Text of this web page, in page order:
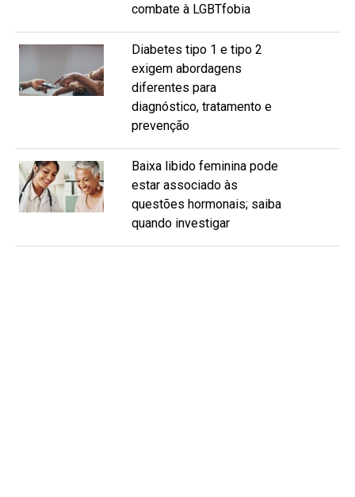
combate à LGBTfobia
Diabetes tipo 1 e tipo 2
exigem abordagens
diferentes para
diagnóstico, tratamento e
prevenção
Baixa libido feminina pode
estar associado às
questões hormonais; saiba
quando investigar